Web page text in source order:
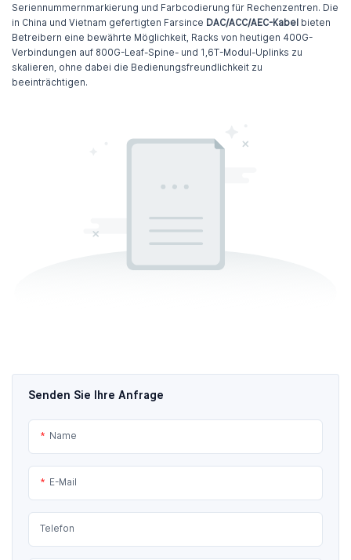
Seriennummernmarkierung und Farbcodierung für Rechenzentren. Die
in China und Vietnam gefertigten Farsince DAC/ACC/AEC-Kabel bieten
Betreibern eine bewährte Möglichkeit, Racks von heutigen 400G-
Verbindungen auf 800G-Leaf-Spine- und 1,6T-Modul-Uplinks zu
skalieren, ohne dabei die Bedienungsfreundlichkeit zu
beeinträchtigen.
Senden Sie Ihre Anfrage
Name
E-Mail
Telefon